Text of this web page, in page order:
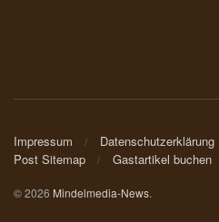
Impressum Datenschutzerklärung
Post Sitemap
Gastartikel buchen
© 2026 Mindelmedia-News.